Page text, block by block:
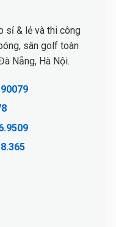
sỉ & lẻ và thi công
sân golf toàn
Nẵng, Hà Nội.